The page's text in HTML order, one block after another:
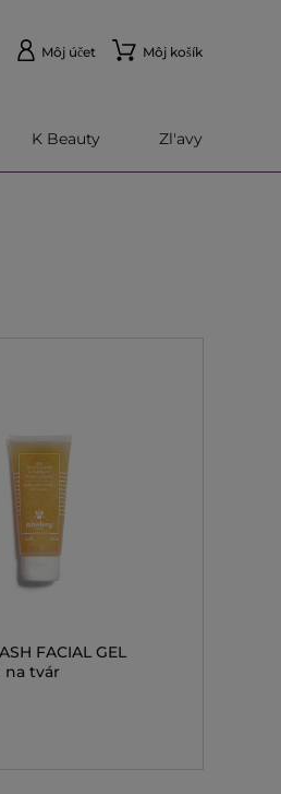
Môj účet Môj košík
K Beauty Zl'avy
FACIAL GEL
na tvár